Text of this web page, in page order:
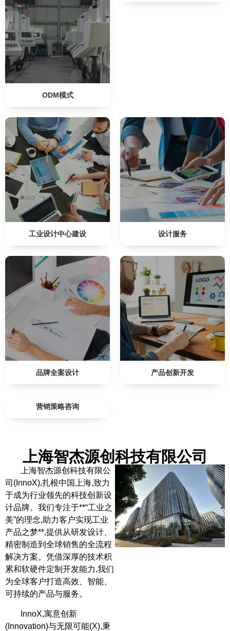
ODM模式
工业设计中心建设 设计服务
品牌全案设计 产品创新开发
营销策略咨询
上海智杰源创科技有限公司
上海智杰源创科技有限公
司(InnoX),扎根中国上海,致力
于成为行业领先的科技创新设
计品牌。我们专注于**“工业之
美”的理念,助力客户实现工业
产品之梦**,提供从研发设计、
精密制造到全球销售的全流程
解决方案。凭借深厚的技术积
累和软硬件定制开发能力,我们
为全球客户打造高效、智能、
可持续的产品与服务。
InnoX,寓意创新
(Innovation)与无限可能(X),秉